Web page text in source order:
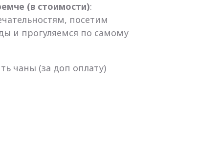
(в стоимости):
посетим
и прогуляемся по самому
чаны (за доп оплату)